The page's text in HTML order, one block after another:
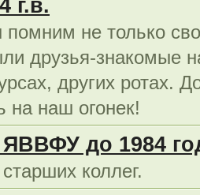
г.в.
не только
друзья-знакомые
других ротах.
на наш огонек!
до 1984
коллег.